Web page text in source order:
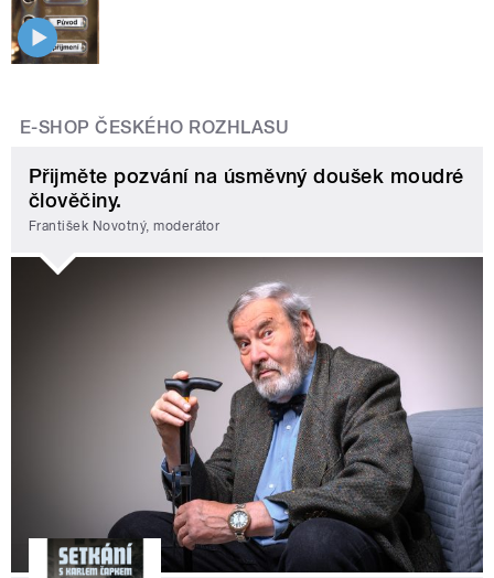
E-SHOP ČESKÉHO ROZHLASU
Přijměte pozvání na úsměvný doušek moudré
člověčiny.
František Novotný, moderátor